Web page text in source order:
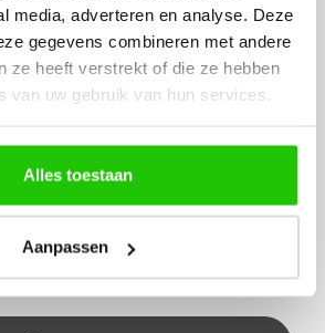
media, adverteren en analyse. Deze
gegevens combineren met andere
ze heeft verstrekt of die ze hebben
van uw gebruik van hun services.
Alles toestaan
Aanpassen
vandaag verstuurd!
in NL vanaf €50,-
LED
met uplighter en leesarm –
licht Productomschrijving Til je